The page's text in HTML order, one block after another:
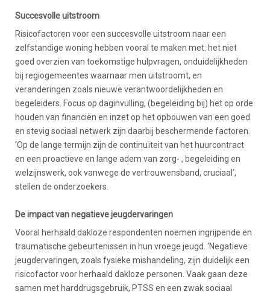
Succesvolle uitstroom
Risicofactoren voor een succesvolle uitstroom naar een
zelfstandige woning hebben vooral te maken met: het niet
goed overzien van toekomstige hulpvragen, onduidelijkheden
bij regiogemeentes waarnaar men uitstroomt, en
veranderingen zoals nieuwe verantwoordelijkheden en
begeleiders. Focus op daginvulling, (begeleiding bij) het op orde
houden van financiën en inzet op het opbouwen van een goed
en stevig sociaal netwerk zijn daarbij beschermende factoren.
‘Op de lange termijn zijn de continuïteit van het huurcontract
en een proactieve en lange adem van zorg- , begeleiding en
welzijnswerk, ook vanwege de vertrouwensband, cruciaal’,
stellen de onderzoekers.
De impact van negatieve jeugdervaringen
Vooral herhaald dakloze respondenten noemen ingrijpende en
traumatische gebeurtenissen in hun vroege jeugd. ‘Negatieve
jeugdervaringen, zoals fysieke mishandeling, zijn duidelijk een
risicofactor voor herhaald dakloze personen. Vaak gaan deze
samen met harddrugsgebruik, PTSS en een zwak sociaal